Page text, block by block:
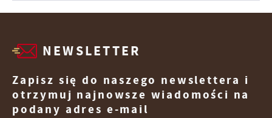
NEWSLETTER
Zapisz się do naszego newslettera i
otrzymuj najnowsze wiadomości na
podany adres e-mail